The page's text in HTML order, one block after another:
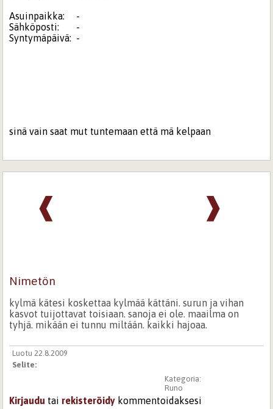
Asuinpaikka:
-
Sähköposti:
-
Syntymäpäivä: -
sinä vain saat mut tuntemaan että mä kelpaan
❱
❰
Nimetön
kylmä kätesi koskettaa kylmää kättäni. surun ja vihan
kasvot tuijottavat toisiaan. sanoja ei ole. maailma on
tyhjä. mikään ei tunnu miltään. kaikki hajoaa.
Luotu 22.8.2009
Selite:
Kategoria:
Runo
Kirjaudu tai rekisteröidy kommentoidaksesi